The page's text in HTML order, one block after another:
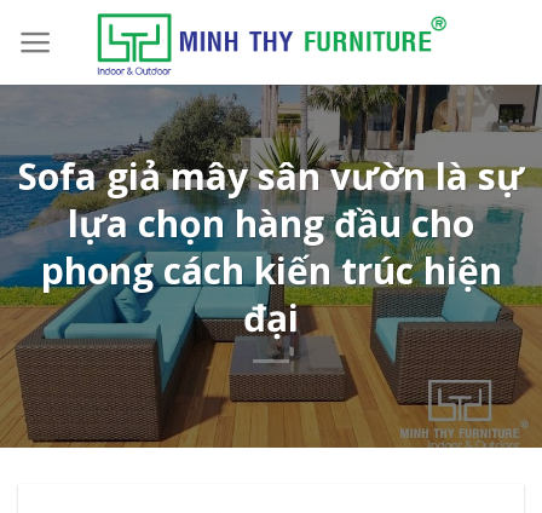
Sofa giả mây sân vườn là sự
lựa chọn hàng đầu cho
phong cách kiến trúc hiện
đại